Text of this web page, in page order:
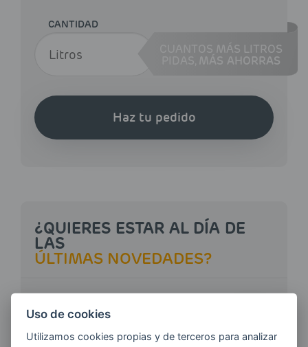
CANTIDAD
CUANTOS MÁS LITROS
MÁS AHORRAS
Haz tu pedido
¿QUIERES ESTAR AL DÍA DE
LAS
ÚLTIMAS NOVEDADES?
Uso de cookies
Utilizamos cookies propias y de terceros para analizar